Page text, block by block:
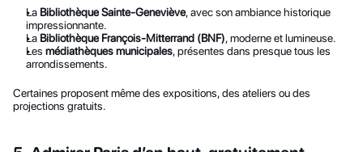
La Bibliothèque Sainte-Geneviève, avec son ambiance historique
impressionnante.
La Bibliothèque François-Mitterrand (BNF), moderne et lumineuse.
Les médiathèques municipales, présentes dans presque tous les
arrondissements.
Certaines proposent même des expositions, des ateliers ou des
projections gratuits.